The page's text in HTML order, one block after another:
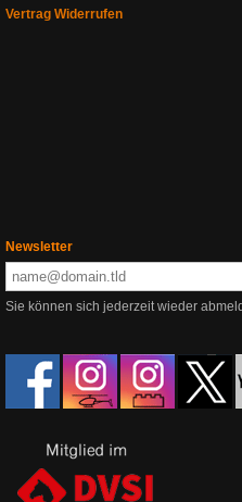
Vertrag Widerrufen
Newsletter
Sie können sich jederzeit wieder